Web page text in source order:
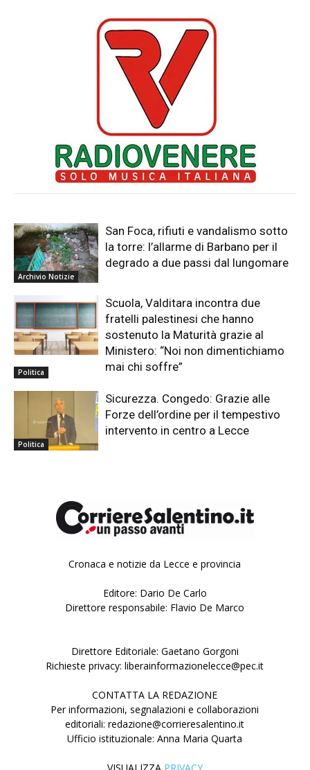
Archivio Notizie
San Foca, rifiuti e vandalismo sotto
la torre: l’allarme di Barbano per il
degrado a due passi dal lungomare
Politica
Scuola, Valditara incontra due
fratelli palestinesi che hanno
sostenuto la Maturità grazie al
Ministero: “Noi non dimentichiamo
mai chi soffre”
Politica
Sicurezza. Congedo: Grazie alle
Forze dell’ordine per il tempestivo
intervento in centro a Lecce
Cronaca e notizie da Lecce e provincia
Editore: Dario De Carlo
Direttore responsabile: Flavio De Marco
Direttore Editoriale: Gaetano Gorgoni
Richieste privacy: liberainformazionelecce@pec.it
CONTATTA LA REDAZIONE
Per informazioni, segnalazioni e collaborazioni
editoriali: redazione@corrieresalentino.it
Ufficio istituzionale: Anna Maria Quarta